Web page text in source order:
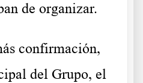
de organizar.
confirmación,
del Grupo, el